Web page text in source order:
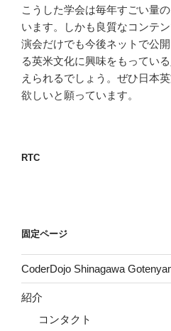
こうした学会は毎年すごい量
います。しかも良質なコンテ
演会だけでも今後ネットで公
る英米文化に興味をもってい
えられるでしょう。ぜひ日本
欲しいと願っています。
RTC
固定ページ
CoderDojo Shinagawa
紹介
コンタクト